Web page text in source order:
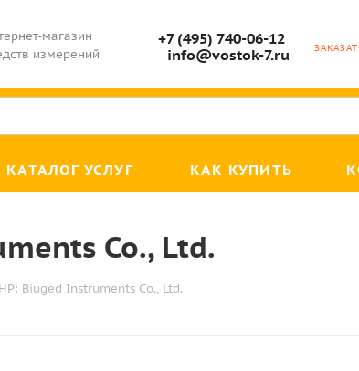
магазин
измерений
+7 (495) 740-06-12
info@vostok-7.ru
КАТАЛОГ УСЛУГ КАК КУПИТЬ
Co., Ltd.
Biuged Instruments Co., Ltd.